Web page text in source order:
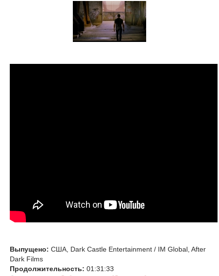
Выпущено: США, Dark Castle Entertainment / IM Global, After
Dark Films
Продолжительность: 01:31:33